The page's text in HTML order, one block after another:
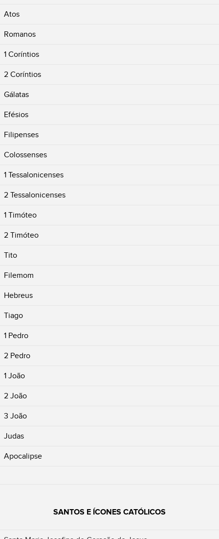
Atos
Romanos
1 Coríntios
2 Coríntios
Gálatas
Efésios
Filipenses
Colossenses
1 Tessalonicenses
2 Tessalonicenses
1 Timóteo
2 Timóteo
Tito
Filemom
Hebreus
Tiago
1 Pedro
2 Pedro
1 João
2 João
3 João
Judas
Apocalipse
SANTOS E ÍCONES CATÓLICOS